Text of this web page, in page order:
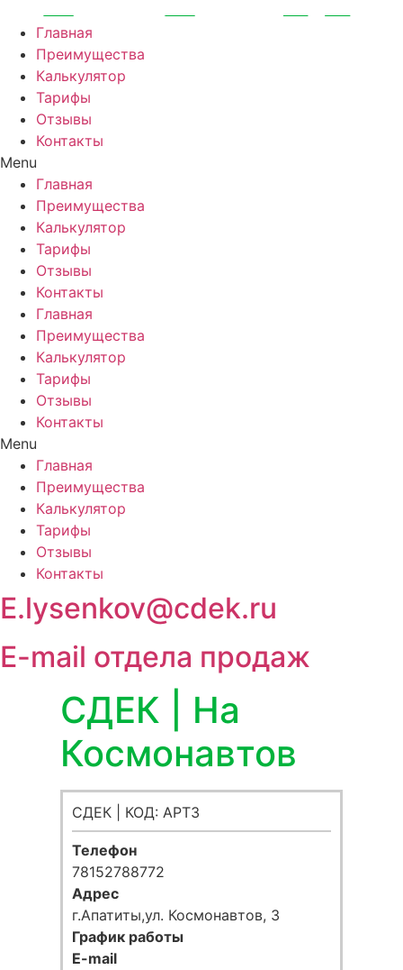
Перейти
содержимому
Главная
Преимущества
Калькулятор
Тарифы
Отзывы
Контакты
Menu
Главная
Преимущества
Калькулятор
Тарифы
Отзывы
Контакты
Главная
Преимущества
Калькулятор
Тарифы
Отзывы
Контакты
Menu
Главная
Преимущества
Калькулятор
Тарифы
Отзывы
Контакты
E.lysenkov@cdek.ru
E-mail отдела продаж
СДЕК | На
Космонавтов
СДЕК | КОД: APT3
Телефон
78152788772
Адрес
г.Апатиты,ул. Космонавтов, 3
График работы
E-mail